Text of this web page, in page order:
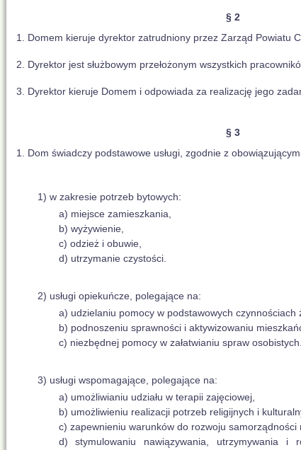
§ 2
1. Domem kieruje dyrektor zatrudniony przez Zarząd Powiatu
2. Dyrektor jest służbowym przełożonym wszystkich
3. Dyrektor kieruje Domem i odpowiada za realizację jego
§ 3
1. Dom świadczy podstawowe usługi, zgodnie z
1) w zakresie potrzeb bytowych:
a) miejsce zamieszkania,
b) wyżywienie,
c) odzież i obuwie,
d) utrzymanie czystości.
2) usługi opiekuńcze, polegające na:
a) udzielaniu pomocy w podstawowych czynnościach
b) podnoszeniu sprawności i aktywizowaniu
c) niezbędnej pomocy w załatwianiu spraw osobistych.
3) usługi wspomagające, polegające na:
a) umożliwianiu udziału w terapii zajęciowej,
b) umożliwieniu realizacji potrzeb religijnych i
c) zapewnieniu warunków do rozwoju samorządności
d) stymulowaniu nawiązywania, utrzymywania